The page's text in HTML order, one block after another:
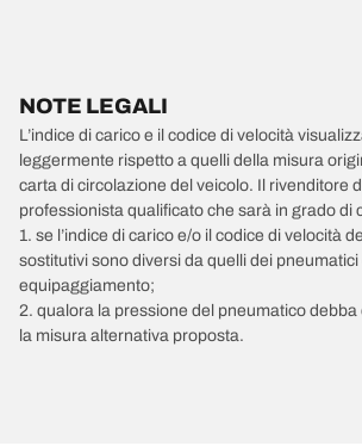
NOTE LEGALI
L’indice di carico e il codice di velocità
leggermente rispetto a quelli della misura
carta di circolazione del veicolo. Il rivenditore
professionista qualificato che sarà in grado di
1. se l’indice di carico e/o il codice di velocità
sostitutivi sono diversi da quelli dei pneumatici
equipaggiamento;
2. qualora la pressione del pneumatico
la misura alternativa proposta.